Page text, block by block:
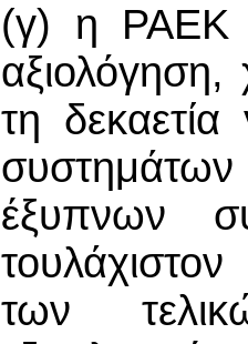
(γ) η ΡΑΕΚ
τη
έξυπνων
των